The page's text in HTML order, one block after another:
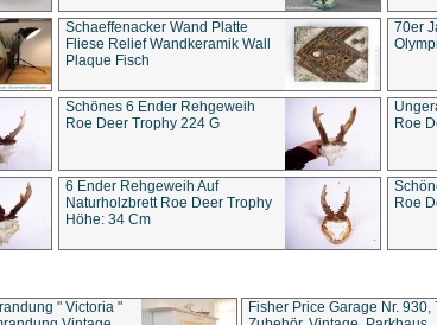
Schaeffenacker Wand Platte
Fliese Relief Wandkeramik Wall
Plaque Fisch
70er
Schönes 6 Ender Rehgeweih
Roe Deer Trophy 224 G
Roe
6 Ender Rehgeweih Auf
Naturholzbrett Roe Deer Trophy
Höhe: 34 Cm
Roe
" Victoria "
Fisher Price Garage Nr. 930,